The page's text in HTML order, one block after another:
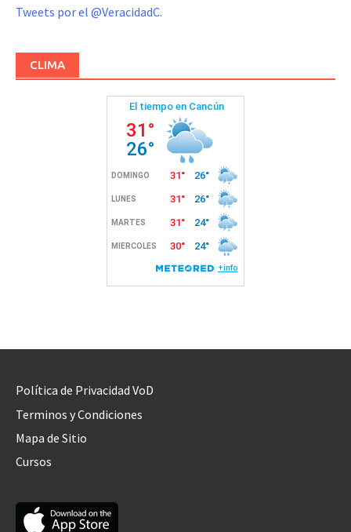
Tweets por el @VeracidadC.
CLIMA
Política de Privacidad VoD
Terminos y Condiciones
Mapa de Sitio
Cursos